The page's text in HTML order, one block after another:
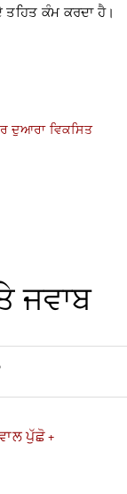
ਤਹਿਤ ਕੰਮ ਕਰਦਾ ਹੈ।
ਦੁਆਰਾ ਵਿਕਸਿਤ
ਜਵਾਬ
ਪੁੱਛੋ